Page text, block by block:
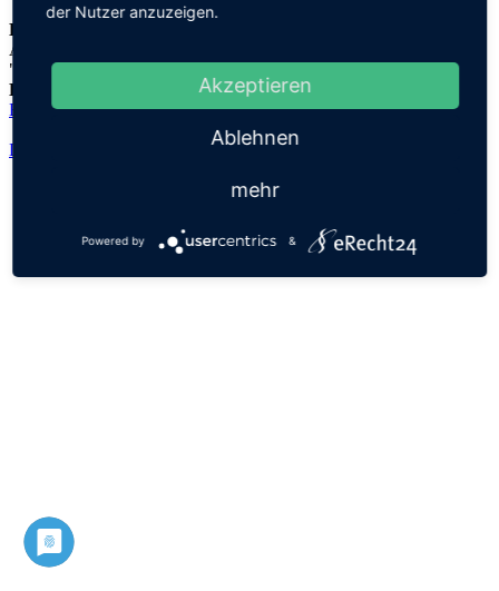
Herleitung:
Althochdeutsch,
"egga" + "hart"
Herkunftsname:
Eckehard
Datenschutz
der Nutzer anzuzeigen.
Akzeptieren
Ablehnen
mehr
Powered by &